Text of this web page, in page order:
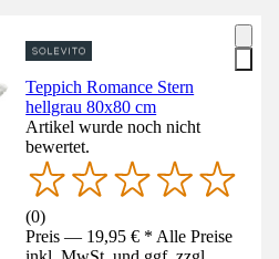
Teppich Romance Stern
hellgrau 80x80 cm
Artikel wurde noch nicht
bewertet.
(0)
Preis — 19,95 € * Alle Preise